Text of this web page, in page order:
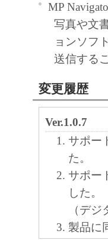
MP
写真や文
ョンソフ
送信する
変更履歴
Ver.1.0.7
サポー
た。
サポー
した。
（デ
製品に